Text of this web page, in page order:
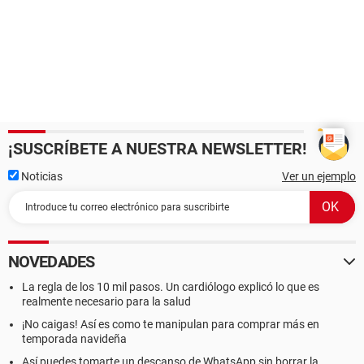
¡SUSCRÍBETE A NUESTRA NEWSLETTER!
Noticias Ver un ejemplo
NOVEDADES
La regla de los 10 mil pasos. Un cardiólogo explicó lo que es
realmente necesario para la salud
¡No caigas! Así es como te manipulan para comprar más en
temporada navideña